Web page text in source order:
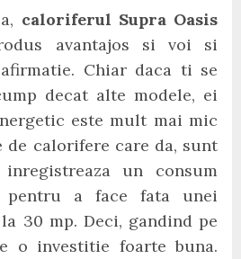
caloriferul Supra Oasis
avantajos si voi si
Chiar daca ti se
decat alte modele, ei
este mult mai mic
de calorifere care da, sunt
un consum
a face fata unei
30 mp. Deci, gandind pe
o investitie foarte buna.